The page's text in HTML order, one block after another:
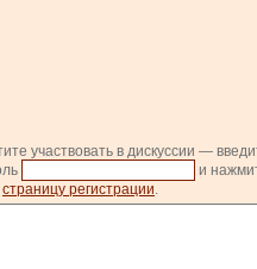
участвовать в дискуссии —
и
страницу регистрации.